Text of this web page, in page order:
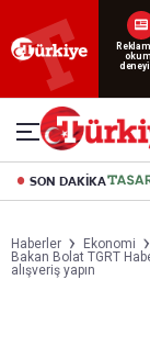
SON DAKİKA
Haberler
Ekonomi
Bakan Bolat TGRT
alışveriş yapın